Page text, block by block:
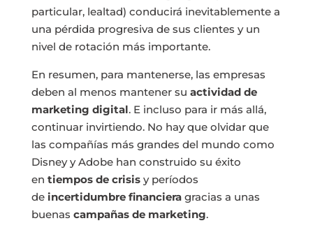
particular, lealtad) conducirá inevitablemente a
una pérdida progresiva de sus clientes y un
nivel de rotación más importante.
En resumen, para mantenerse, las empresas
deben al menos mantener su actividad de
marketing digital. E incluso para ir más allá,
continuar invirtiendo. No hay que olvidar que
las compañías más grandes del mundo como
Disney y Adobe han construido su éxito
en tiempos de crisis y períodos
de incertidumbre financieragracias a unas
buenas campañas de marketing.